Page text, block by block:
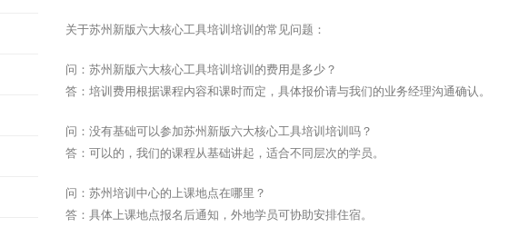
关于苏州新版六大核心工具培训培训的常见问题：
问：苏州新版六大核心工具培训培训的费用是多少？
答：培训费用根据课程内容和课时而定，具体报价请与我们的业务经理沟通确认。
问：没有基础可以参加苏州新版六大核心工具培训培训吗？
答：可以的，我们的课程从基础讲起，适合不同层次的学员。
问：苏州培训中心的上课地点在哪里？
答：具体上课地点报名后通知，外地学员可协助安排住宿。